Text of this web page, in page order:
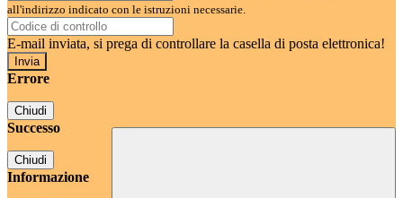
all'indirizzo indicato con le istruzioni necessarie.
E-mail inviata, si prega di controllare la casella di posta elettronica!
Errore
Chiudi
Successo
Chiudi
Informazione